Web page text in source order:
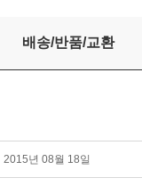
His Greatest Hits
배송/반품/교환
2015년 08월 18일